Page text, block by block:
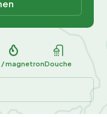
/ magnetronDouche